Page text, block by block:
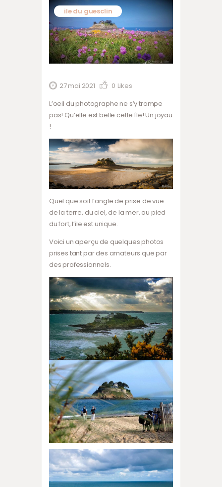
ile du guesclin
27 mai 2021 0 Likes
L’oeil du photographe ne s’y trompe
pas! Qu’elle est belle cette île! Un joyau
!
Quel que soit l’angle de prise de vue…
de la terre, du ciel, de la mer, au pied
du fort, l’ile est unique.
Voici un aperçu de quelques photos
prises tant par des amateurs que par
des professionnels.